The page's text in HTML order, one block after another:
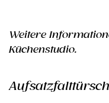
Weitere
Küchenstudio.